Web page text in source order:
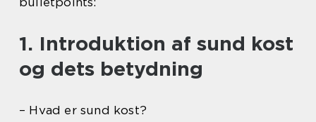
1. Introduktion af sund kost
og dets betydning
– Hvad er sund kost?